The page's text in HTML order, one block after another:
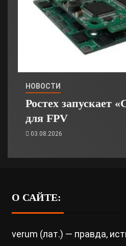
НОВОСТИ
Ростех запускает
для FPV
03.08.2026
О САЙТЕ:
verum (лат.) — правда,